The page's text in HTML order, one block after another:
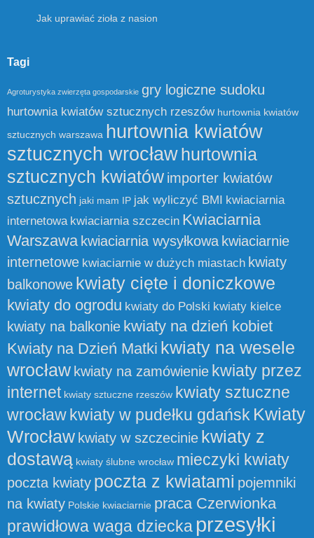
Jak uprawiać zioła z nasion
Tagi
Agroturystyka zwierzęta gospodarskie gry logiczne sudoku
hurtownia kwiatów sztucznych rzeszów hurtownia kwiatów
sztucznych warszawa hurtownia kwiatów
sztucznych wrocławhurtownia
sztucznych kwiatów importer kwiatów
sztucznych jaki mam IP jak wyliczyć BMI kwiaciarnia
internetowa kwiaciarnia szczecin Kwiaciarnia
Warszawa kwiaciarnia wysyłkowa kwiaciarnie
internetowe kwiaciarnie w dużych miastach kwiaty
balkonowe kwiaty cięte i doniczkowe
kwiaty do ogrodu kwiaty do Polski kwiaty kielce
kwiaty na balkonie kwiaty na dzień kobiet
Kwiaty na Dzień Matki kwiaty na wesele
wrocław kwiaty na zamówienie kwiaty przez
internet kwiaty sztuczne rzeszów kwiaty sztuczne
wrocław kwiaty w pudełku gdańsk Kwiaty
Wrocław kwiaty w szczecinie kwiaty z
dostawą kwiaty ślubne wrocław mieczyki kwiaty
poczta kwiaty poczta z kwiatami pojemniki
na kwiaty Polskie kwiaciarnie praca Czerwionka
prawidłowa waga dziecka przesyłki